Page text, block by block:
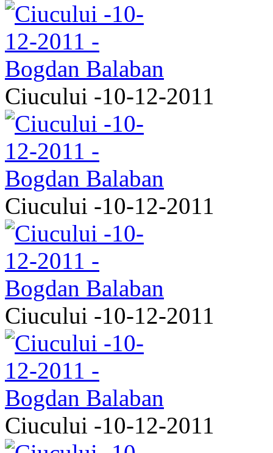
Ciucului -10-12-2011
Ciucului -10-12-2011
Ciucului -10-12-2011
Ciucului -10-12-2011